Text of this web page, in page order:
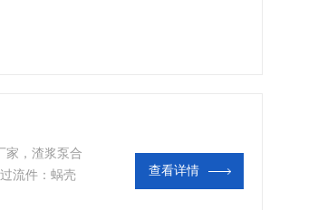
，抗腐蚀
家，渣浆泵合
流件：蜗壳
查看详情